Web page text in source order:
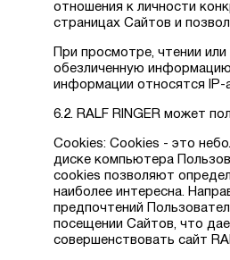
отношения к личности
страницах Сайтов и
При просмотре, чтении
обезличенную
информации относятся IP-
6.2. RALF RINGER может
Cookies: Cookies - это
диске компьютера
cookies позволяют
наиболее интересна.
предпочтений
посещении Сайтов, что
совершенствовать сайт